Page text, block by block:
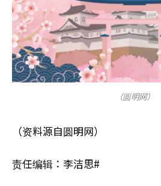
（圆明网）
（资料源自圆明网）
责任编辑：李洁思#